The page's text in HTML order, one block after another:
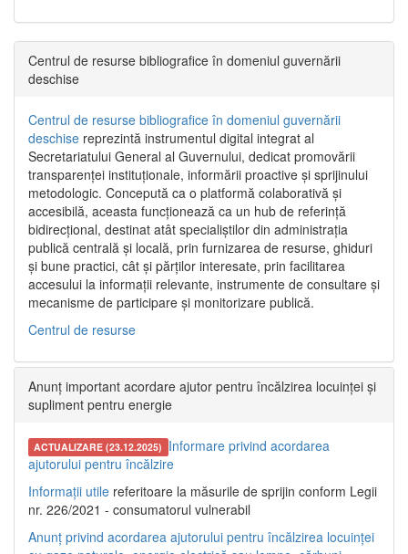
Centrul de resurse bibliografice în domeniul guvernării
deschise
Centrul de resurse bibliografice în domeniul guvernării
deschise reprezintă instrumentul digital integrat al
Secretariatului General al Guvernului, dedicat promovării
transparenței instituționale, informării proactive și sprijinului
metodologic. Concepută ca o platformă colaborativă și
accesibilă, aceasta funcționează ca un hub de referință
bidirecțional, destinat atât specialiștilor din administrația
publică centrală și locală, prin furnizarea de resurse, ghiduri
și bune practici, cât și părților interesate, prin facilitarea
accesului la informații relevante, instrumente de consultare și
mecanisme de participare și monitorizare publică.
Centrul de resurse
Anunț important acordare ajutor pentru încălzirea locuinței și
supliment pentru energie
ACTUALIZARE (23.12.2025) Informare privind acordarea
ajutorului pentru încălzire
Informații utile referitoare la măsurile de sprijin conform Legii
nr. 226/2021 - consumatorul vulnerabil
Anunț privind acordarea ajutorului pentru încălzirea locuinței